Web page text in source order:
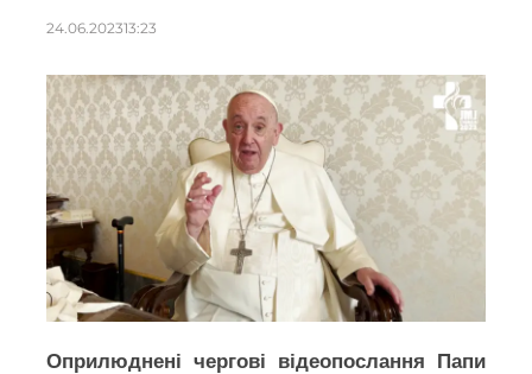
24.06.202313:23
Оприлюднені чергові відеопослання Папи